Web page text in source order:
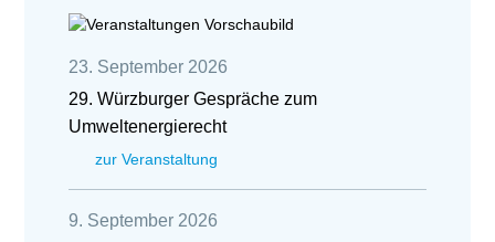
23. September 2026
29. Würzburger Gespräche zum
Umweltenergierecht
zur Veranstaltung
9. September 2026